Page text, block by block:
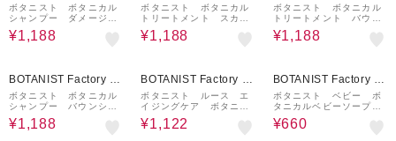
nd Habit
ボタニスト ボタニカル
シャンプー ダメージケ
ア (詰替) 400mL
¥1,188
nd Habit
ボタニスト ボタニカル
トリートメント スカル
プクレンズ (詰替) 400
g
¥1,188
nd Habit
ボタニスト ボタニカル
トリートメント バウン
シーボリューム (詰替)
400g
¥1,188
BOTANIST Factory / a
nd Habit
ボタニスト ボタニカル
シャンプー バウンシー
ボリューム (詰替) 400
mL
¥1,188
BOTANIST Factory / a
nd Habit
ボタニスト ルース エ
イジングケア ボタニカ
ル地肌クレンジング＆ヘ
アオイル 80mL
¥1,122
BOTANIST Factory / a
nd Habit
ボタニスト ベビー ボ
タニカルベビーソープフ
ォーム 400mL
¥660